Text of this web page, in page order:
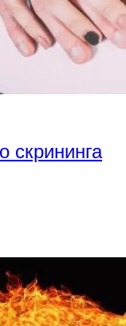
скрининга